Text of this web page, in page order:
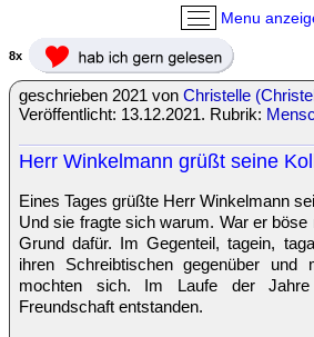
Menu
8x
geschrieben 2021 von Christelle
Veröffentlicht: 13.12.2021. Rubrik:
Herr Winkelmann grüßt seine
Eines Tages grüßte Herr Winkelmann
Und sie fragte sich warum. War er
Grund dafür. Im Gegenteil, tagein,
ihren Schreibtischen gegenüber
mochten sich. Im Laufe der
Freundschaft entstanden.